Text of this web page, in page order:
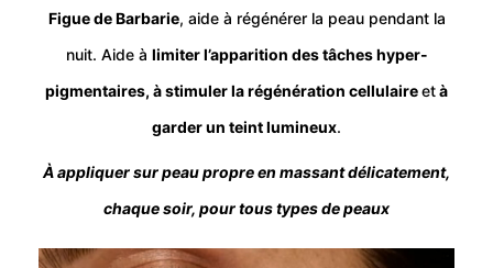
Figue de Barbarie, aide à régénérer la peau pendant la
nuit. Aide à limiter l’apparition des tâches hyper-
pigmentaires, à stimuler la régénération cellulaireetà
garder un teint lumineux.
À appliquer sur peau propre en massant délicatement,
chaque soir, pour tous types de peaux